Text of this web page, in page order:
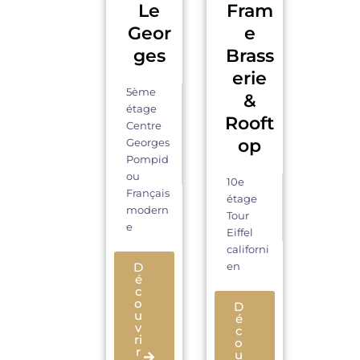
Le
Geor
ges
5ème
étage
Centre
Georges
Pompid
ou
Français
modern
e
D
é
c
o
u
v
ri
r
Fram
e
Brass
erie
&
Rooft
op
10e
étage
Tour
Eiffel
californi
en
D
é
c
o
u